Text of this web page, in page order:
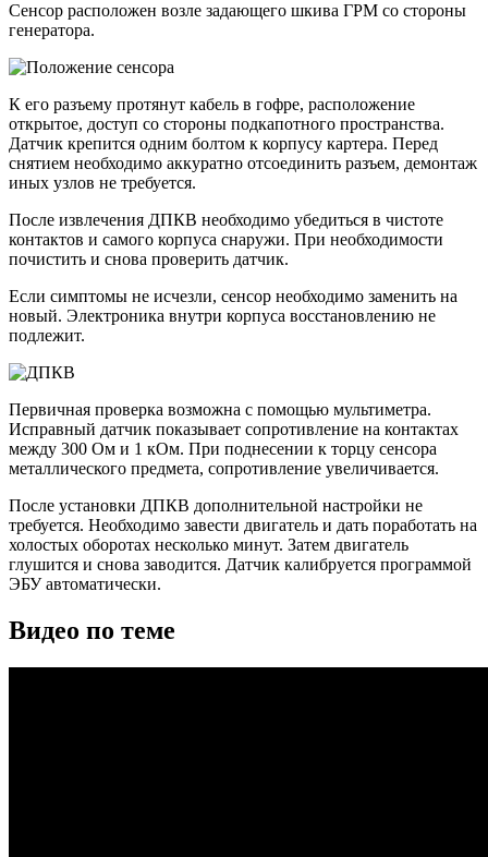
Сенсор расположен возле задающего шкива ГРМ со стороны
генератора.
К его разъему протянут кабель в гофре, расположение
открытое, доступ со стороны подкапотного пространства.
Датчик крепится одним болтом к корпусу картера. Перед
снятием необходимо аккуратно отсоединить разъем, демонтаж
иных узлов не требуется.
После извлечения ДПКВ необходимо убедиться в чистоте
контактов и самого корпуса снаружи. При необходимости
почистить и снова проверить датчик.
Если симптомы не исчезли, сенсор необходимо заменить на
новый. Электроника внутри корпуса восстановлению не
подлежит.
Первичная проверка возможна с помощью мультиметра.
Исправный датчик показывает сопротивление на контактах
между 300 Ом и 1 кОм. При поднесении к торцу сенсора
металлического предмета, сопротивление увеличивается.
После установки ДПКВ дополнительной настройки не
требуется. Необходимо завести двигатель и дать поработать на
холостых оборотах несколько минут. Затем двигатель
глушится и снова заводится. Датчик калибруется программой
ЭБУ автоматически.
Видео по теме